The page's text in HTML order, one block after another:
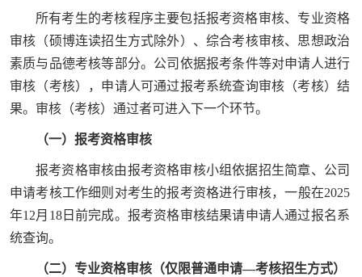
所有考生的考核程序主要包括报考资格审核、专业资格
审核（硕博连读招生方式除外）、综合考核审核、思想政治
素质与品德考核等部分。公司依据报考条件等对申请人进行
审核（考核），申请人可通过报考系统查询审核（考核）结
果。审核（考核）通过者可进入下一个环节。
（一）报考资格审核
报考资格审核由报考资格审核小组依据招生简章、公司
申请考核工作细则对考生的报考资格进行审核，一般在2025
年12月18日前完成。报考资格审核结果请申请人通过报名系
统查询。
（二）专业资格审核（仅限普通申请—考核招生方式）